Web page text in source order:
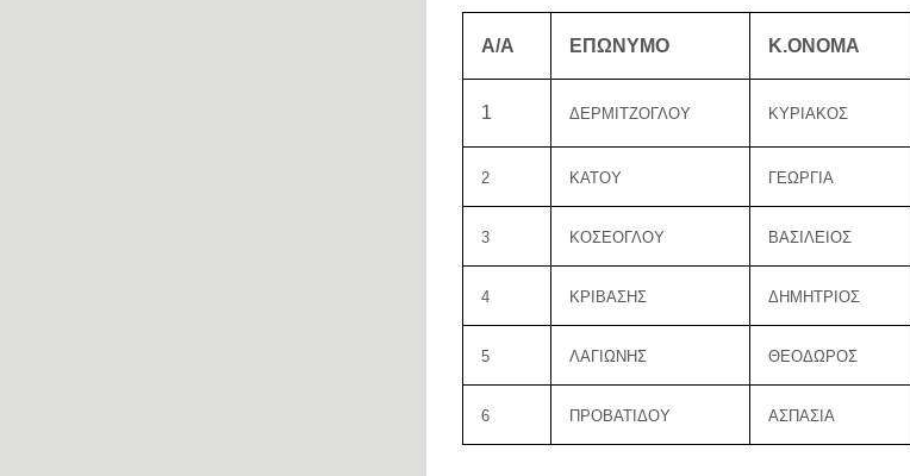
Α/Α ΕΠΩΝΥΜΟ Κ.ΟΝΟΜΑ
1 ΔΕΡΜΙΤΖΟΓΛΟΥ ΚΥΡΙΑΚΟΣ
2 ΚΑΤΟΥ ΓΕΩΡΓΙΑ
3 ΚΟΣΕΟΓΛΟΥ ΒΑΣΙΛΕΙΟΣ
4 ΚΡΙΒΑΣΗΣ ΔΗΜΗΤΡΙΟΣ
5 ΛΑΓΙΩΝΗΣ ΘΕΟΔΩΡΟΣ
6 ΠΡΟΒΑΤΙΔΟΥ ΑΣΠΑΣΙΑ